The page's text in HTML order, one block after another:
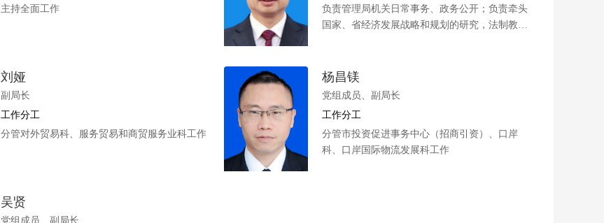
主持全面工作
负责管理局机关日常事务、政务公开；负责牵头
国家、省经济发展战略和规划的研究，法制教
意识形态（网络意识形态）；组织人事、离退休
人员管理服务；财务审计；对外经济合作、外资
人事科（离退休人员管理服务科）、财审科、投
资管理和对外经济合作科。
刘娅
副局长
工作分工
分管对外贸易科、服务贸易和商贸服务业科工作
杨昌镁
党组成员、副局长
工作分工
分管市投资促进事务中心（招商引资）、口岸
科、口岸国际物流发展科工作
吴贤
党组成员、副局长